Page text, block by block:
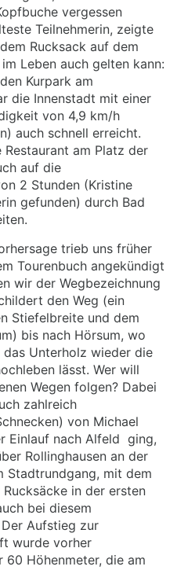
vergessen
Teilnehmerin, zeigte
Rucksack auf dem
Leben auch gelten kann:
Kurpark am
die Innenstadt mit einer
von 4,9 km/h
auch schnell erreicht.
am Platz der
auf die
2 Stunden (Kristine
gefunden) durch Bad
trieb uns früher
Tourenbuch angekündigt
wir der Wegbezeichnung
den Weg (ein
Stiefelbreite und dem
bis nach Hörsum, wo
Unterholz wieder die
lässt. Wer will
Wegen folgen? Dabei
zahlreich
von Michael
Einlauf nach Alfeld ging,
Rollinghausen an der
Stadtrundgang, mit dem
in der ersten
bei diesem
Aufstieg zur
wurde vorher
60 Höhenmeter, die am